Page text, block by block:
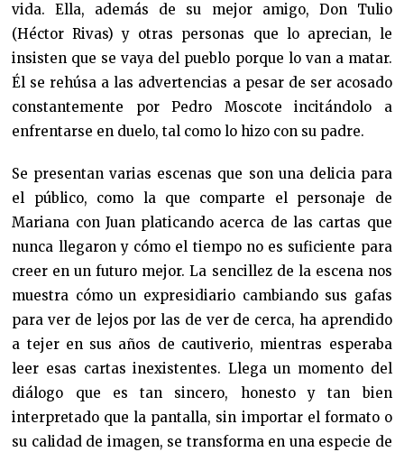
vida. Ella, además de su mejor amigo, Don Tulio
(Héctor Rivas) y otras personas que lo aprecian, le
insisten que se vaya del pueblo porque lo van a matar.
Él se rehúsa a las advertencias a pesar de ser acosado
constantemente por Pedro Moscote incitándolo a
enfrentarse en duelo, tal como lo hizo con su padre.
Se presentan varias escenas que son una delicia para
el público, como la que comparte el personaje de
Mariana con Juan platicando acerca de las cartas que
nunca llegaron y cómo el tiempo no es suficiente para
creer en un futuro mejor. La sencillez de la escena nos
muestra cómo un expresidiario cambiando sus gafas
para ver de lejos por las de ver de cerca, ha aprendido
a tejer en sus años de cautiverio, mientras esperaba
leer esas cartas inexistentes. Llega un momento del
diálogo que es tan sincero, honesto y tan bien
interpretado que la pantalla, sin importar el formato o
su calidad de imagen, se transforma en una especie de